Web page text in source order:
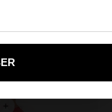
United States